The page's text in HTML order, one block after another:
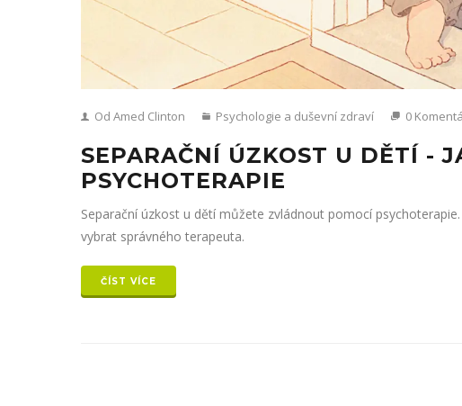
Od Amed Clinton Psychologie a duševní zdraví 0
SEPARAČNÍ ÚZKOST U DĚTÍ -
PSYCHOTERAPIE
Separační úzkost u dětí můžete zvládnout pomocí
vybrat správného terapeuta.
ČÍST VÍCE